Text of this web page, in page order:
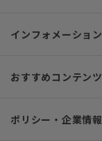
インフォメーション
おすすめコンテンツ
ポリシー・企業情報